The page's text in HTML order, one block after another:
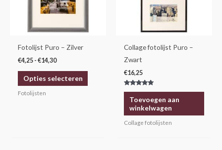
Fotolijst Puro – Zilver
€4,25 - €14,30
Opties selecteren
kan
productpagina
Fotolijsten
Collage fotolijst Puro –
Zwart
€16,25
Gewaardeerd
5.00
uit 5Toevoegen aan
winkelwagen
Collage fotolijsten